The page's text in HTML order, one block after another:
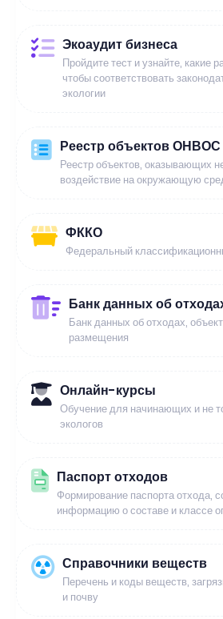
Экоаудит бизнеса
Пройдите тест и узнайте, какие
чтобы соответствовать
экологии
Реестр объектов ОНВОС
Реестр объектов, оказывающих
воздействие на окружающую
ФККО
Федеральный
Банк данных об
Банк данных об отходах,
размещения
Онлайн-курсы
Обучение для начинающих и не
экологов
Паспорт отходов
Формирование паспорта отхода,
информацию о составе и классе
Справочники веществ
Перечень и коды веществ,
и почву